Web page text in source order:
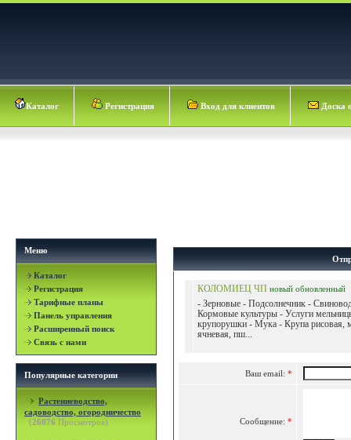
Каталог Регистрация Вход для клиентов Доска
Меню
Каталог
Регистрация
Тарифные планы
Панель управления
Расширенный поиск
Связь с нами
Популярные категории
Растениеводство,
садоводство, огородничество
(26076 Просмотров)
КОЛОМИЕЦ ЧП новый обновленный
- Зерновые - Подсолнечник -
Кормовые культуры - Услуги
крупорушки - Мука - Крупа рисовая,
ячневая, пш...
Ваш email: *
Сообщение: *